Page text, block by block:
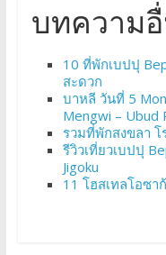
บทความ
10 ที่พักเบปปุ
สะดวก
บาหลี วันที่ 5
Mengwi – Ubud
รวมที่พักสงขลา โ
รีวิวเที่ยวเบปปุ
Jigoku
11 โฮสเทลโอซา